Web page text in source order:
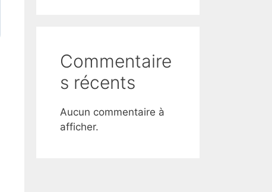
Commentaire
s récents
Aucun commentaire à
afficher.